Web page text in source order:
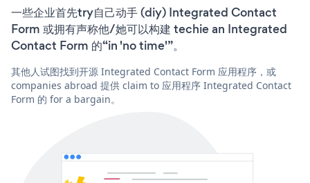
一些企业首先try自己动手 (diy) Integrated Contact
Form 或拥有声称他/她可以构建 techie an Integrated
Contact Form 的“in 'no time'”。
其他人试图找到开源 Integrated Contact Form 应用程序，或
companies abroad 提供 claim to 应用程序 Integrated Contact
Form 的 for a bargain。